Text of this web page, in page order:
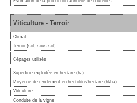
Estimation de la production annuelle de bouteilles
Viticulture - Terroir
Climat
Terroir (sol, sous-sol)
Cépages utilisés
Superficie exploitée en hectare (ha)
Moyenne de rendement en hectolitre/hectare (hl/ha)
Viticulture
Conduite de la vigne